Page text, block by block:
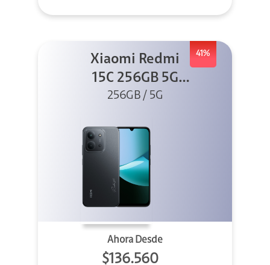
41%
Xiaomi Redmi
15C 256GB 5G
Negro
256GB / 5G
Ahora Desde
$136.560